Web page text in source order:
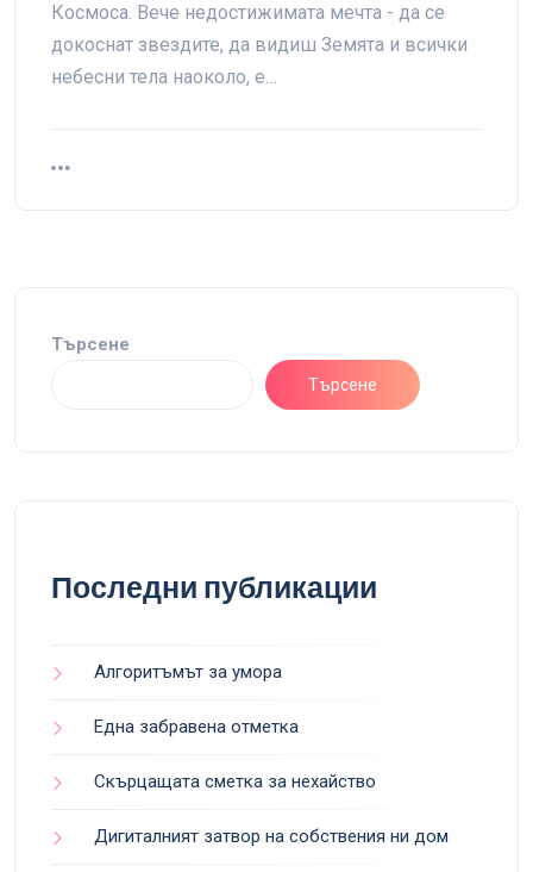
Космоса. Вече недостижимата мечта - да се
докоснат звездите, да видиш Земята и всички
небесни тела наоколо, е…
Търсене
Търсене
Последни публикации
Алгоритъмът за умора
Една забравена отметка
Скърцащата сметка за нехайство
Дигиталният затвор на собствения ни дом